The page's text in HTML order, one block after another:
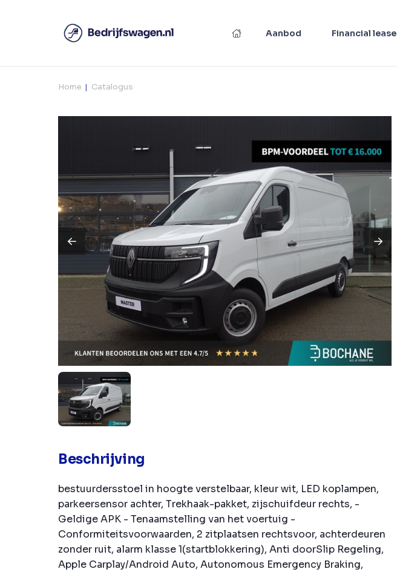
Aanbod Financial lease
Home Catalogus
Beschrijving
bestuurdersstoel in hoogte verstelbaar, kleur wit, LED koplampen,
parkeersensor achter, Trekhaak-pakket, zijschuifdeur rechts, -
Geldige APK - Tenaamstelling van het voertuig -
Conformiteitsvoorwaarden, 2 zitplaatsen rechtsvoor, achterdeuren
zonder ruit, alarm klasse 1(startblokkering), Anti doorSlip Regeling,
Apple Carplay/Android Auto, Autonomous Emergency Braking,